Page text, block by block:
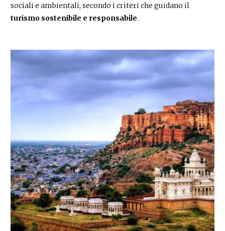
sociali e ambientali, secondo i criteri che guidano il
turismo sostenibile e responsabile.